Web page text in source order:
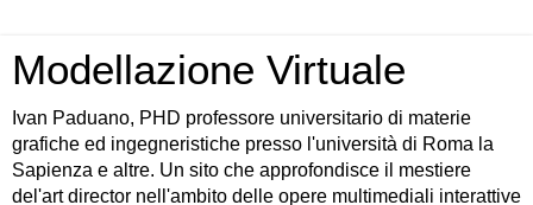
Modellazione Virtuale
Ivan Paduano, PHD professore universitario di materie
grafiche ed ingegneristiche presso l'università di Roma la
Sapienza e altre. Un sito che approfondisce il mestiere
del'art director nell'ambito delle opere multimediali interattive